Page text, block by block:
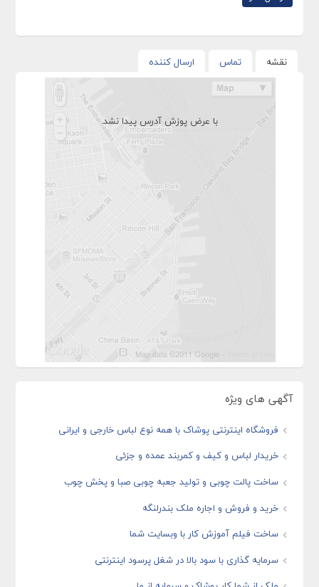
نقشه تماس ارسال کننده
با عرض پوزش آدرس پیدا نشد.
آگهی های ویژه
فروشگاه اینترنتی پوشاک با همه نوع لباس خارجی و ایرانی
خریدار لباس و کیف و کمربند عمده و جزئی
ساخت پالت چوبی و تولید جعبه چوبی صبا و پخش چوب
خرید و فروش و اجاره ملک بندرلنگه
ساخت فیلم آموزش کار با وبسایت شما
سرمایه گذاری با سود بالا در شغل پرسود اینترنتی